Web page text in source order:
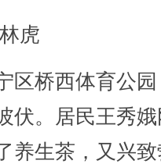
虎
桥西体育公园
伏。居民王秀
养生茶，又兴